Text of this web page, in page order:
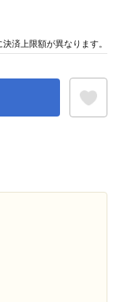
済上限額が異なります。